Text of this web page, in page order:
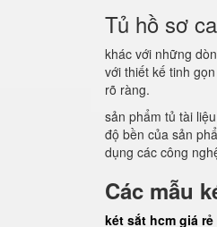
Tủ hồ sơ
khác với những
với thiết kế tinh
rõ ràng.
sản phẩm tủ tài
độ bền của sản
dụng các công
Các mẫu
két sắt hcm giá rẻ